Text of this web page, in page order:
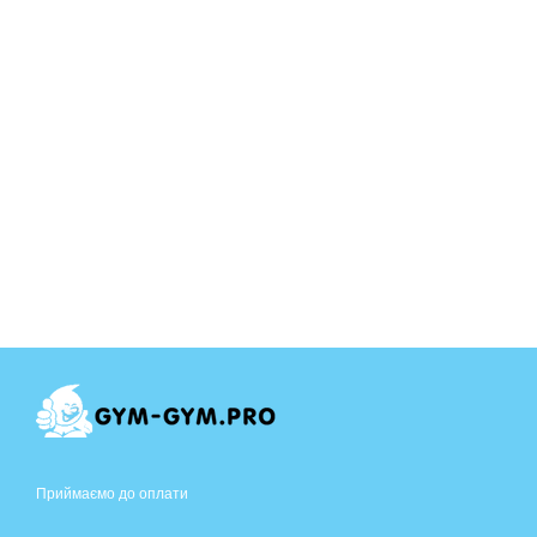
Приймаємо до оплати